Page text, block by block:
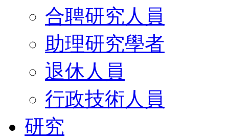
合聘研究人員
助理研究學者
退休人員
行政技術人員
研究